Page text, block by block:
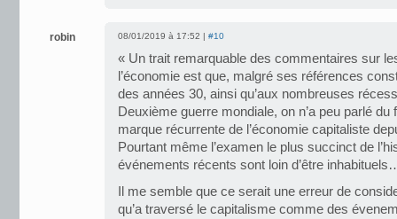
robin 08/01/2019 à 17:52 | #10
« Un trait remarquable des commentaires sur
l’économie est que, malgré ses références
des années 30, ainsi qu’aux nombreuses
Deuxième guerre mondiale, on n’a peu parlé
marque récurrente de l’économie capitaliste
Pourtant même l’examen le plus succinct de
événements récents sont loin d’être
Il me semble que ce serait une erreur de
qu’a traversé le capitalisme comme des